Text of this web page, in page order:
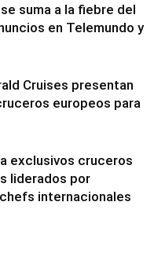
suma a la fiebre del
en Telemundo y
Cruises presentan
europeos para
exclusivos cruceros
liderados por
internacionales